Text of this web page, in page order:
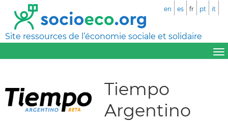
Site ressources de l’économie sociale et solidaire
en es fr pt it
Tiempo
Argentino